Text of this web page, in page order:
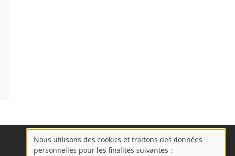
A
Nous utilisons des cookies et traitons des données
personnelles pour les finalités suivantes :